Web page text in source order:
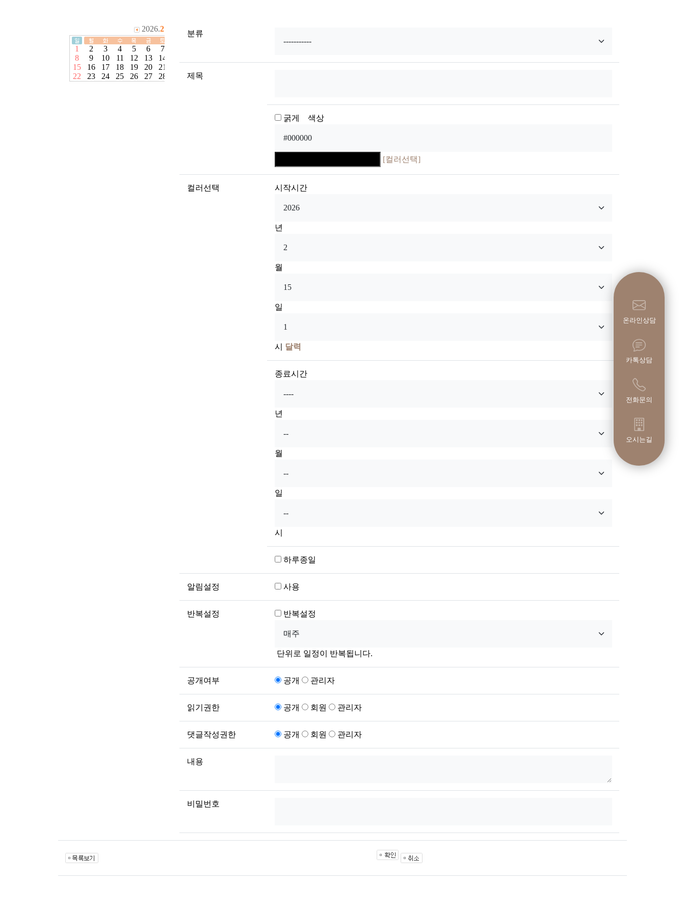
분류
제목
굵게 색상
[컬러선택]
컬러선택 시작시간
년
월
일
시 달력
종료시간
년
월
일
시
하루종일
알림설정 사용
반복설정 반복설정
단위로 일정이 반복됩니다.
공개여부 공개 관리자
읽기권한 공개 회원 관리자
댓글작성권한 공개 회원 관리자
내용
비밀번호
온라인상담
카톡상담
전화문의
오시는길